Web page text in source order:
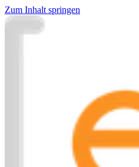
Zum Inhalt springen